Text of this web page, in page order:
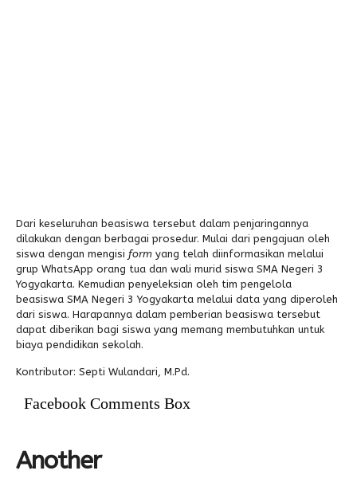
Dari keseluruhan beasiswa tersebut dalam penjaringannya
dilakukan dengan berbagai prosedur. Mulai dari pengajuan oleh
siswa dengan mengisi form yang telah diinformasikan melalui
grup WhatsApp orang tua dan wali murid siswa SMA Negeri 3
Yogyakarta. Kemudian penyeleksian oleh tim pengelola
beasiswa SMA Negeri 3 Yogyakarta melalui data yang diperoleh
dari siswa. Harapannya dalam pemberian beasiswa tersebut
dapat diberikan bagi siswa yang memang membutuhkan untuk
biaya pendidikan sekolah.
Kontributor: Septi Wulandari, M.Pd.
Facebook Comments Box
Another